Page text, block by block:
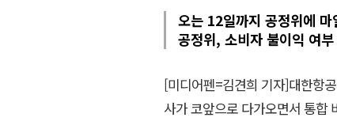
오는 12일까지 공정위에
공정위, 소비자 불이익 여
[미디어펜=김견희 기자]대한항
사가 코앞으로 다가오면서 통합